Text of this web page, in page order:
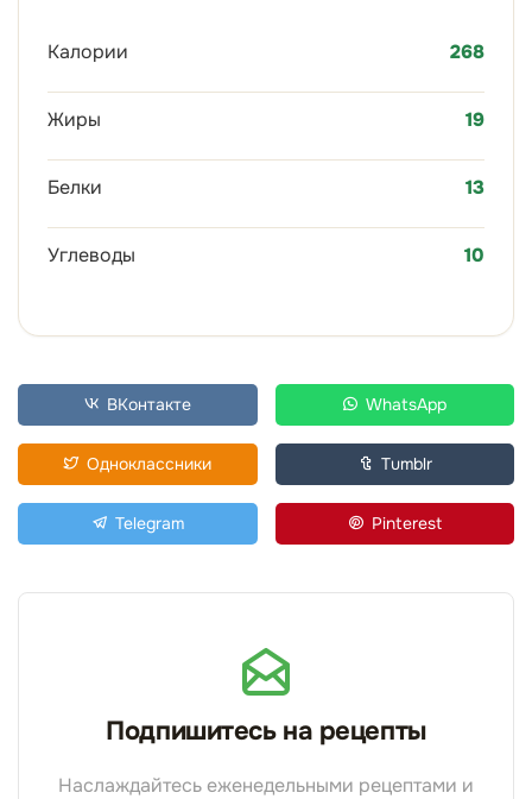
Калории 268
Жиры 19
Белки 13
Углеводы 10
ВКонтакте WhatsApp
Одноклассники Tumblr
Telegram Pinterest
Подпишитесь на рецепты
Наслаждайтесь еженедельными рецептами и